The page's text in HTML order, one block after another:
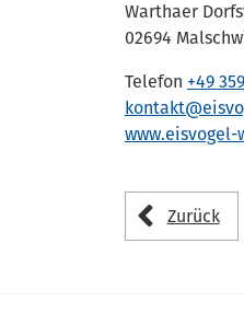
Warthaer
02694
Telefon +49
www.eisvogel-
Zurück